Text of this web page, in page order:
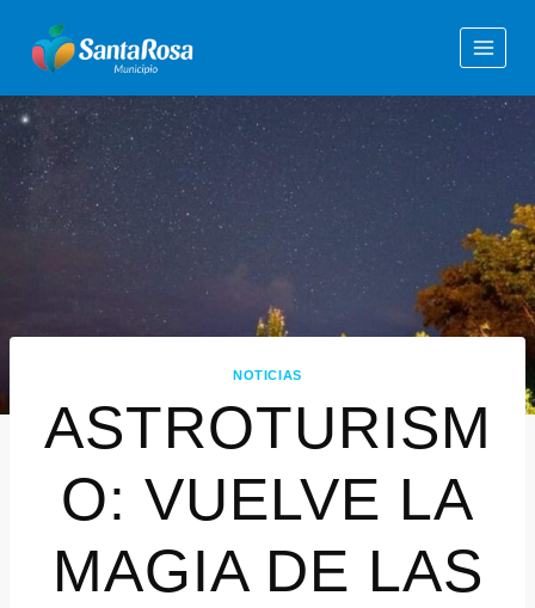
NOTICIAS
ASTROTURISM
O: VUELVE LA
MAGIA DE LAS